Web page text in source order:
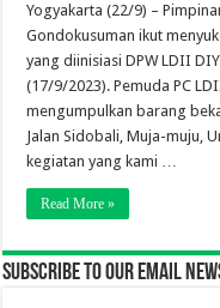
Yogyakarta (22/9) –
Gondokusuman ikut
yang diinisiasi DPW LDII
(17/9/2023). Pemuda PC
mengumpulkan barang
Jalan Sidobali, Muja-muju,
kegiatan yang kami …
Read More »
Subscribe to our email